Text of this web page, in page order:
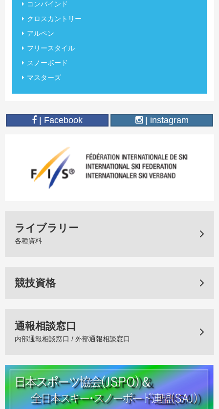
コンバインド
クロスカントリー
アルペン
フリースタイル
スノーボード
マスターズ
| Facebook | instagram
ライブラリー
各種資料
競技資格
通報相談窓口
内部通報相談窓口 / 外部通報相談窓口